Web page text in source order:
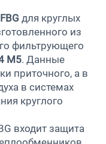
для круглых
из
фильтрующего
M5. Данные
приточного, а в
в системах
круглого
входит защита